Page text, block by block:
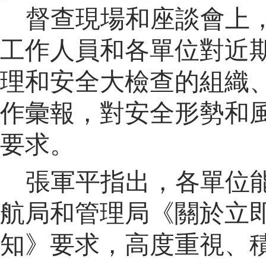
督查現場和座談會上
工作人員和各單位對近
理和安全大檢查的組織
作彙報，對安全形勢和
要求。
張軍平指出，各單位
航局和管理局《關於立
知》要求，高度重視、